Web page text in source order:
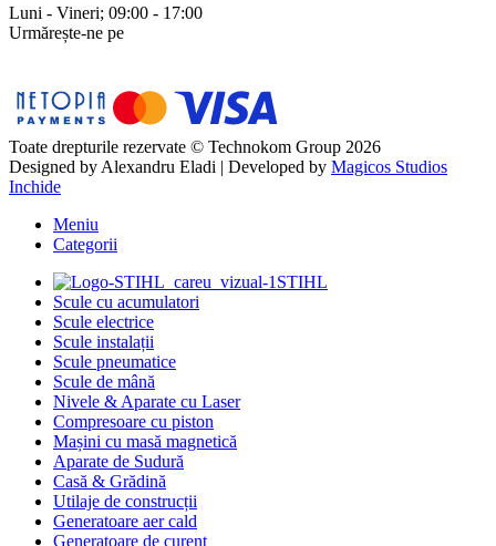
Luni - Vineri; 09:00 - 17:00
Urmărește-ne pe
Toate drepturile rezervate © Technokom Group 2026
Designed by Alexandru Eladi | Developed by Magicos Studios
Inchide
Meniu
Categorii
STIHL
Scule cu acumulatori
Scule electrice
Scule instalații
Scule pneumatice
Scule de mână
Nivele & Aparate cu Laser
Compresoare cu piston
Mașini cu masă magnetică
Aparate de Sudură
Casă & Grădină
Utilaje de construcții
Generatoare aer cald
Generatoare de curent